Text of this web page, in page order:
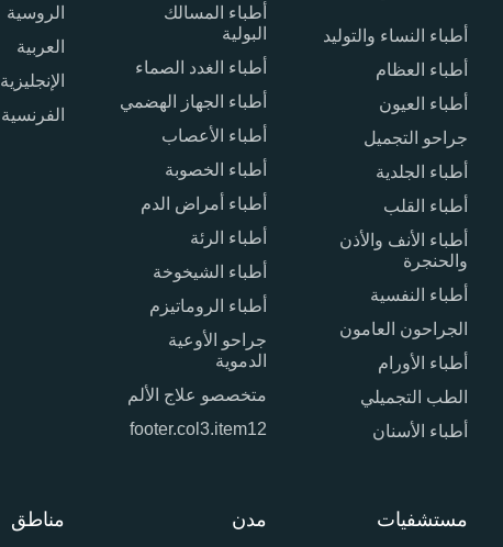
أطباء النساء والتوليد
أطباء العظام
أطباء العيون
جراحو التجميل
أطباء الجلدية
أطباء القلب
أطباء الأنف والأذن
والحنجرة
أطباء النفسية
الجراحون العامون
أطباء الأورام
الطب التجميلي
أطباء الأسنان
أطباء المسالك
البولية
أطباء الغدد الصماء
أطباء الجهاز الهضمي
أطباء الأعصاب
أطباء الخصوبة
أطباء أمراض الدم
أطباء الرئة
أطباء الشيخوخة
أطباء الروماتيزم
جراحو الأوعية
الدموية
متخصصو علاج الألم
footer.col3.item12
الروسية
العربية
الإنجليزية
الفرنسية
مستشفيات مدن مناطق